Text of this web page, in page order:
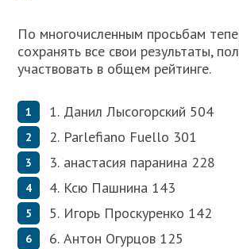
По многочисленным просьбам
сохранять все свои результаты,
участвовать в общем рейтинге.
1.Данил Лысогорский 504
2.Parlefiano Fuello 301
3.анастасия паранина 228
4.Ксю Пашнина 143
5.Игорь Проскуренко 142
6.Антон Огурцов 125